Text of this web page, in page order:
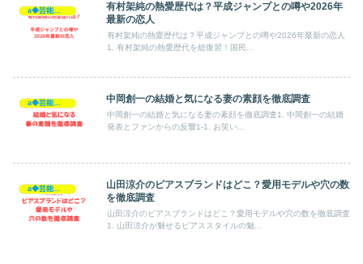
a◆芸能人◆
有村架純の熱愛歴代は？平成ジャンプとの噂や2026年
最新の恋人
有村架純の熱愛歴代は？平成ジャンプとの噂や2026年最新の恋人
1. 有村架純の熱愛歴代を総復習！国民...
a◆芸能人◆ 中岡創一の結婚と気になる妻の素顔を徹底調査
中岡創一の結婚と気になる妻の素顔を徹底調査1. 中岡創一の結婚
発表とファンからの反響1-1. お笑い...
山田涼介のピアスブランドはどこ？愛用モデルや穴の数
を徹底調査
山田涼介のピアスブランドはどこ？愛用モデルや穴の数を徹底調査
1. 山田涼介が魅せるピアススタイルの魅...